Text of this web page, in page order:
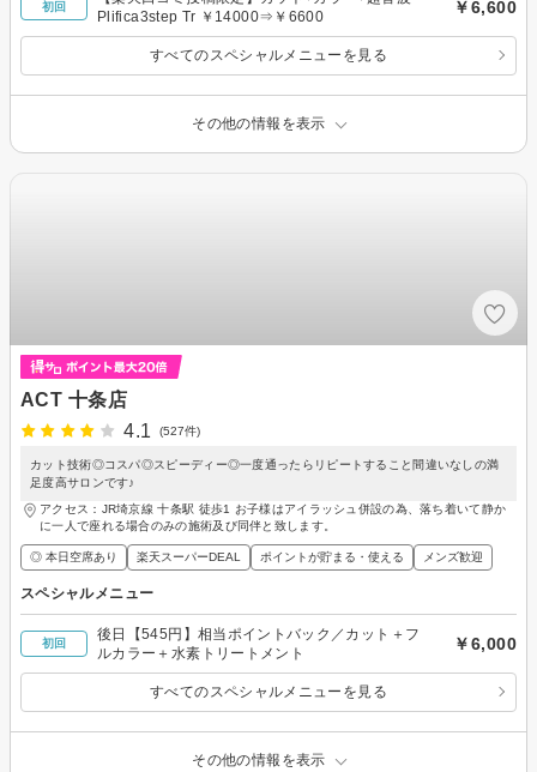
初回
Plifica3step Tr ￥14000⇒￥6600
￥6,600
すべてのスペシャルメニューを見る
その他の情報を表示
ACT 十条店
4.1
(527件)
カット技術◎コスパ◎スピーディー◎一度通ったらリピートすること間違いなしの満
足度高サロンです♪
アクセス：JR埼京線 十条駅 徒歩1 お子様はアイラッシュ併設の為、落ち着いて静か
に一人で座れる場合のみの施術及び同伴と致します。
◎ 本日空席あり 楽天スーパーDEAL ポイントが貯まる・使える メンズ歓迎
スペシャルメニュー
初回
後日【545円】相当ポイントバック／カット＋フ
ルカラー＋水素トリートメント
￥6,000
すべてのスペシャルメニューを見る
その他の情報を表示